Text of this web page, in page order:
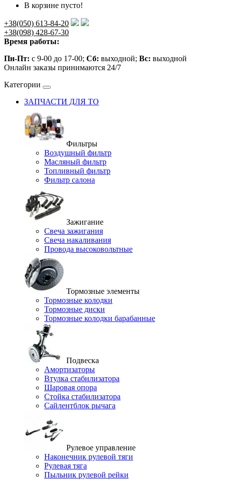
В корзине пусто!
+38(050) 613-84-20
+38(098) 428-67-30
Время работы:
Пн-Пт: с 9-00 до 17-00; Сб: выходной; Вс: выходной
Онлайн заказы принимаются 24/7
Категории
ЗАПЧАСТИ ДЛЯ ТО
Фильтры
Воздушный фильтр
Масляный фильтр
Топливный фильтр
Фильтр салона
Зажигание
Свеча зажигания
Свеча накаливания
Провода высоковольтные
Тормозные элементы
Тормозные колодки
Тормозные диски
Тормозные колодки барабанные
Подвеска
Амортизаторы
Втулка стабилизатора
Шаровая опора
Стойка стабилизатора
Сайлентблок рычага
Рулевое управление
Наконечник рулевой тяги
Рулевая тяга
Пыльник рулевой рейки